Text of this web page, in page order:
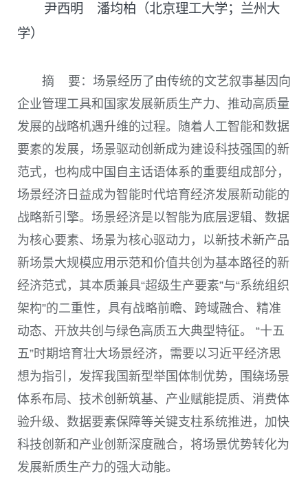
尹西明 潘均柏（北京理工大学；兰州大
学）
摘 要：场景经历了由传统的文艺叙事基因向
企业管理工具和国家发展新质生产力、推动高质量
发展的战略机遇升维的过程。随着人工智能和数据
要素的发展，场景驱动创新成为建设科技强国的新
范式，也构成中国自主话语体系的重要组成部分，
场景经济日益成为智能时代培育经济发展新动能的
战略新引擎。场景经济是以智能为底层逻辑、数据
为核心要素、场景为核心驱动力，以新技术新产品
新场景大规模应用示范和价值共创为基本路径的新
经济范式，其本质兼具“超级生产要素”与“系统组织
架构”的二重性，具有战略前瞻、跨域融合、精准
动态、开放共创与绿色高质五大典型特征。 “十五
五”时期培育壮大场景经济，需要以习近平经济思
想为指引，发挥我国新型举国体制优势，围绕场景
体系布局、技术创新筑基、产业赋能提质、消费体
验升级、数据要素保障等关键支柱系统推进，加快
科技创新和产业创新深度融合，将场景优势转化为
发展新质生产力的强大动能。